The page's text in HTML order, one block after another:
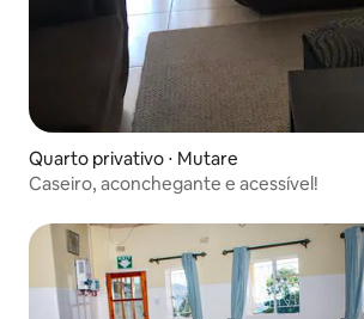
Quarto privativo ⋅ Mutare
Caseiro, aconchegante e acessível!